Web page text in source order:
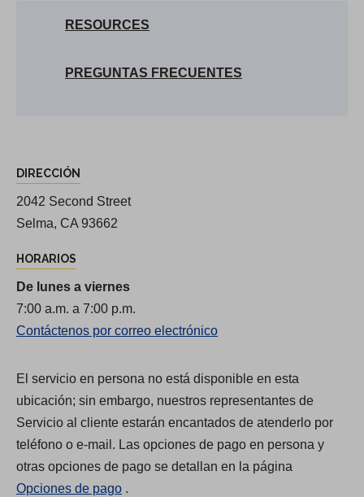
RESOURCES
PREGUNTAS FRECUENTES
i
r
e
c
c
i
o
n
s
y
h
o
r
DIRECCIÓN
2042 Second Street
Selma, CA 93662
HORARIOS
De lunes a viernes
7:00 a.m. a 7:00 p.m.
Contáctenos por correo electrónico
El servicio en persona no está disponible en esta
ubicación; sin embargo, nuestros representantes de
Servicio al cliente estarán encantados de atenderlo por
teléfono o e-mail. Las opciones de pago en persona y
otras opciones de pago se detallan en la página
Opciones de pago .